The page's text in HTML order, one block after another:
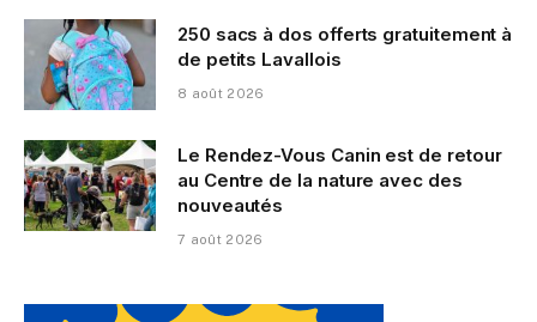
250 sacs à dos offerts gratuitement à
de petits Lavallois
8 août 2026
Le Rendez-Vous Canin est de retour
au Centre de la nature avec des
nouveautés
7 août 2026